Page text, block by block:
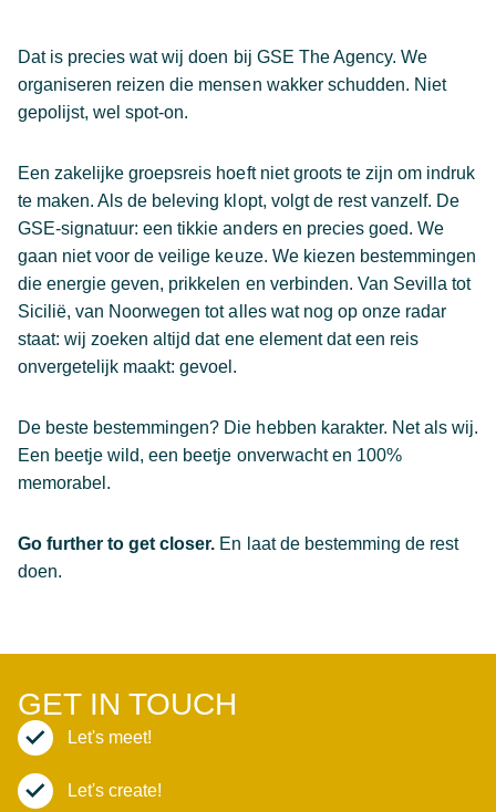
Dat is precies wat wij doen bij GSE The Agency. We
organiseren reizen die mensen wakker schudden. Niet
gepolijst, wel spot-on.
Een zakelijke groepsreis hoeft niet groots te zijn om indruk
te maken. Als de beleving klopt, volgt de rest vanzelf. De
GSE-signatuur: een tikkie anders en precies goed. We
gaan niet voor de veilige keuze. We kiezen bestemmingen
die energie geven, prikkelen en verbinden. Van Sevilla tot
Sicilië, van Noorwegen tot alles wat nog op onze radar
staat: wij zoeken altijd dat ene element dat een reis
onvergetelijk maakt: gevoel.
De beste bestemmingen? Die hebben karakter. Net als wij.
Een beetje wild, een beetje onverwacht en 100%
memorabel.
Go further to get closer. En laat de bestemming de rest
doen.
GET IN TOUCH
Let's meet!
Let's create!